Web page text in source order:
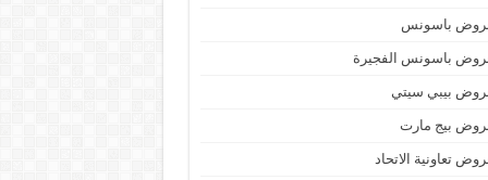
باسونس
باسونس الفجيرة
بيبي سيتي
بيج مارت
تعاونية الاتحاد